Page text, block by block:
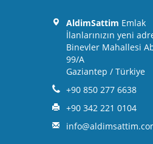
AldimSattim Emlak
İlanlarınızın yeni
Binevler Mahallesi
99/A
Gaziantep / Türkiye
+90 850 277 6638
+90 342 221 0104